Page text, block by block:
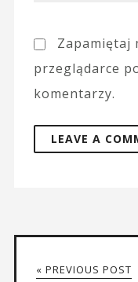
Zapamiętaj
przeglądarce
komentarzy.
« PREVIOUS POST